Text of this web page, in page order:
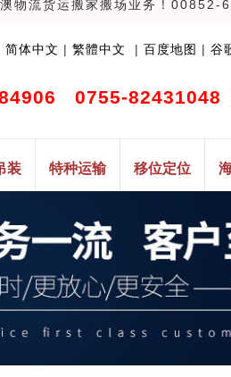
物流货运搬家搬场业务！00852-
简体中文 | 繁體中文 | 百度地图 | 谷
0755-82431048
装 特种运输 移位定位